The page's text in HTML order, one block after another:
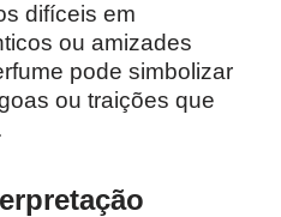
difíceis em
ou amizades
pode simbolizar
ou traições que